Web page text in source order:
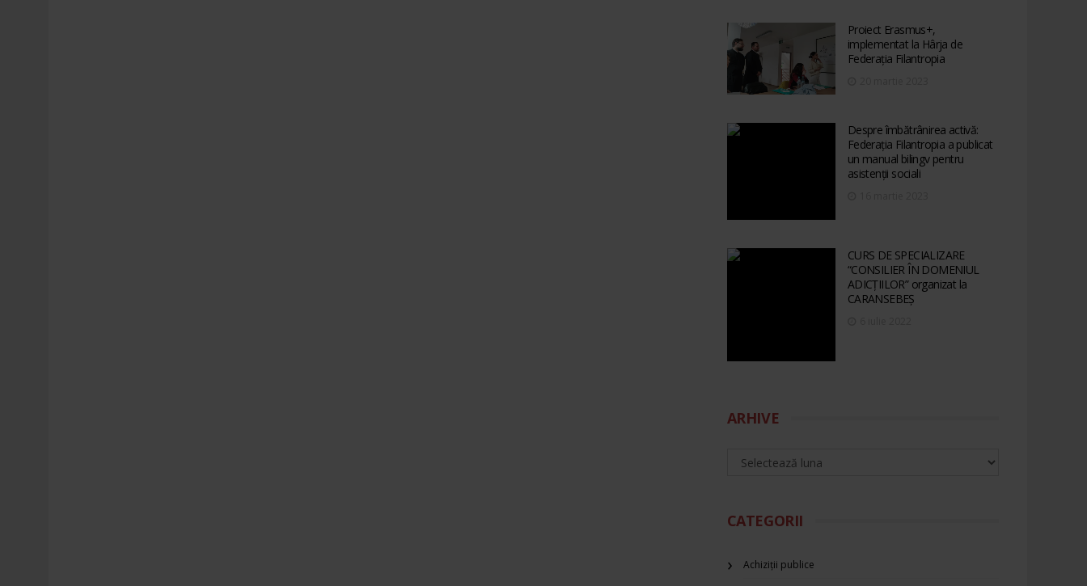
Proiect Erasmus+,
implementat la Hârja de
Federația Filantropia
Despre îmbătrânirea activă:
Federația Filantropia a publicat
un manual bilingv pentru
asistenții sociali
CURS DE SPECIALIZARE
“CONSILIER ÎN DOMENIUL
ADICȚIILOR” organizat la
CARANSEBEȘ
ARHIVE
CATEGORII
Achiziții publice